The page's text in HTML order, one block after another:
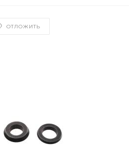
ОТЛОЖИТЬ